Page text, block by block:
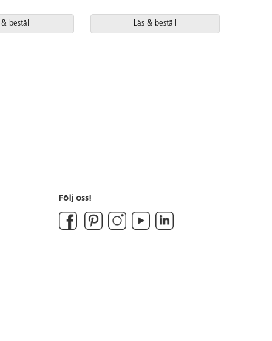
& beställ Läs & beställ
Följ oss!